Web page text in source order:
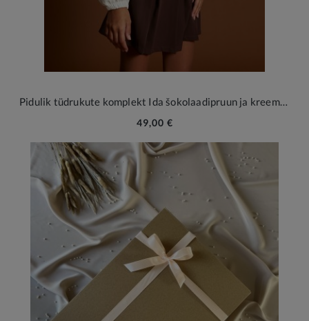
Pidulik tüdrukute komplekt Ida šokolaadipruun ja kreemjas
49,00 €